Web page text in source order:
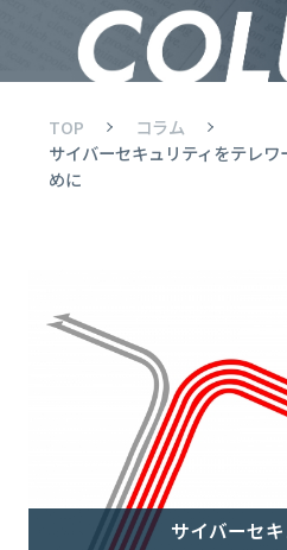
TOP
コラム
サイバーセキュリティをテレ
めに
サイバーセ